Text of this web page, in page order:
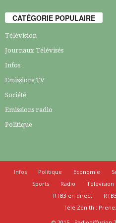
CATÉGORIE POPULAIRE
Télévision
Journaux Télévisés
Infos
Emissions TV
Société
Emissions radio
Politique
Infos Politique Economie
Sports
Radio Télévision
RTB3 en direct
Télé Zénith :